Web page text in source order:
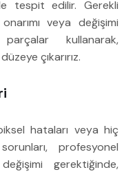
tespit edilir. Gerekli
veya değişimi
kullanarak,
çıkarırız.
hataları veya hiç
profesyonel
gerektiğinde,